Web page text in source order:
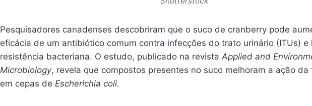
Pesquisadores canadenses descobriram que o suco de cranberry pode
eficácia de um antibiótico comum contra infecções do trato urinário (ITUs) e
resistência bacteriana. O estudo, publicado na revista Applied and
Microbiology, revela que compostos presentes no suco melhoram a ação da
em cepas de Escherichia coli.